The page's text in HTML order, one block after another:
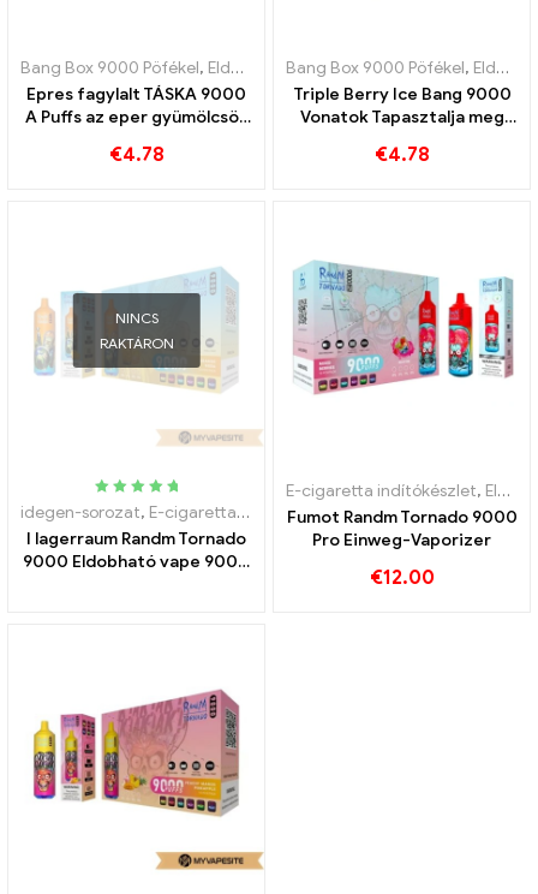
Bang Box 9000 Pöfékel, Eldobható e-cigaretta Svédország ,
Epres fagylalt TÁSKA 9000
A Puffs az eper gyümölcsös
€4.78
Bang Box 9000 Pöfékel, Eldobható e-cigaretta Svédország
Triple Berry Ice Bang 9000
Vonatok Tapasztalja meg
ízét
€4.78
NINCS
RAKTÁRON
Névleges
idegen-sorozat, E-cigaretta indítókészlet ,Eldobható e-cigaretta
I lagerraum Randm Tornado
9000 Eldobható vape 9000
E-cigaretta indítókészlet, Eldobható e-cigaretta nikotinnal
Fumot Randm Tornado 9000
Pro Einweg-Vaporizer
€12.00